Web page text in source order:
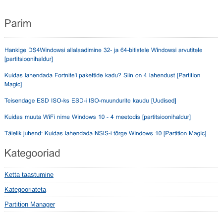
Ketta taastumine
Kategooriateta
Partition Manager